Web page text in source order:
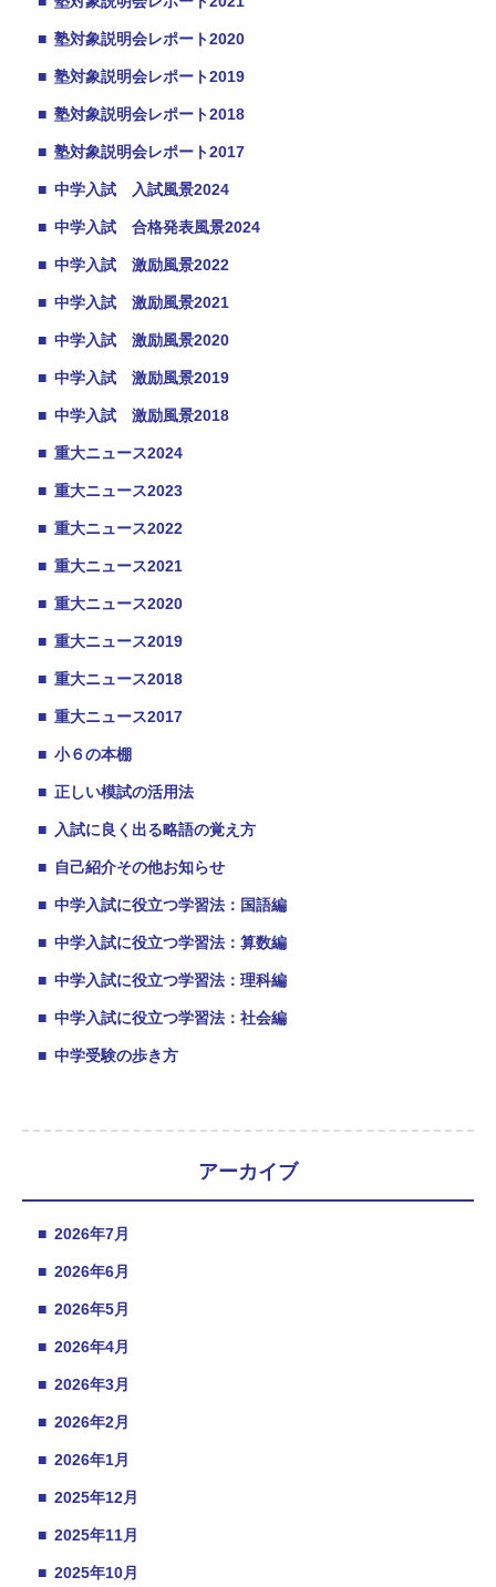
■ 塾対象説明会レポート2020
■ 塾対象説明会レポート2019
■ 塾対象説明会レポート2018
■ 塾対象説明会レポート2017
■ 中学入試 入試風景2024
■ 中学入試 合格発表風景2024
■ 中学入試 激励風景2022
■ 中学入試 激励風景2021
■ 中学入試 激励風景2020
■ 中学入試 激励風景2019
■ 中学入試 激励風景2018
■ 重大ニュース2024
■ 重大ニュース2023
■ 重大ニュース2022
■ 重大ニュース2021
■ 重大ニュース2020
■ 重大ニュース2019
■ 重大ニュース2018
■ 重大ニュース2017
■ 小６の本棚
■ 正しい模試の活用法
■ 入試に良く出る略語の覚え方
■ 自己紹介その他お知らせ
■ 中学入試に役立つ学習法：国語編
■ 中学入試に役立つ学習法：算数編
■ 中学入試に役立つ学習法：理科編
■ 中学入試に役立つ学習法：社会編
■ 中学受験の歩き方
アーカイブ
■ 2026年7月
■ 2026年6月
■ 2026年5月
■ 2026年4月
■ 2026年3月
■ 2026年2月
■ 2026年1月
■ 2025年12月
■ 2025年11月
■ 2025年10月